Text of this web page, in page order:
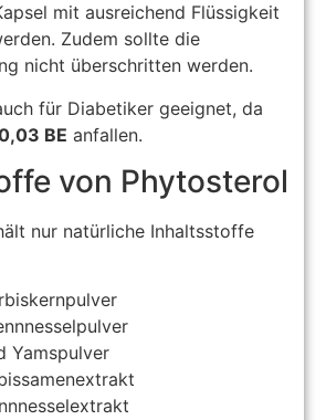
mit ausreichend Flüssigkeit
Zudem sollte die
nicht überschritten werden.
für Diabetiker geeignet, da
BE anfallen.
von Phytosterol
nur natürliche Inhaltsstoffe
Yamspulver